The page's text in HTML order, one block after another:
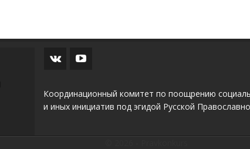
Координационный комитет по поощрению
и иных инициатив под эгидой Русской